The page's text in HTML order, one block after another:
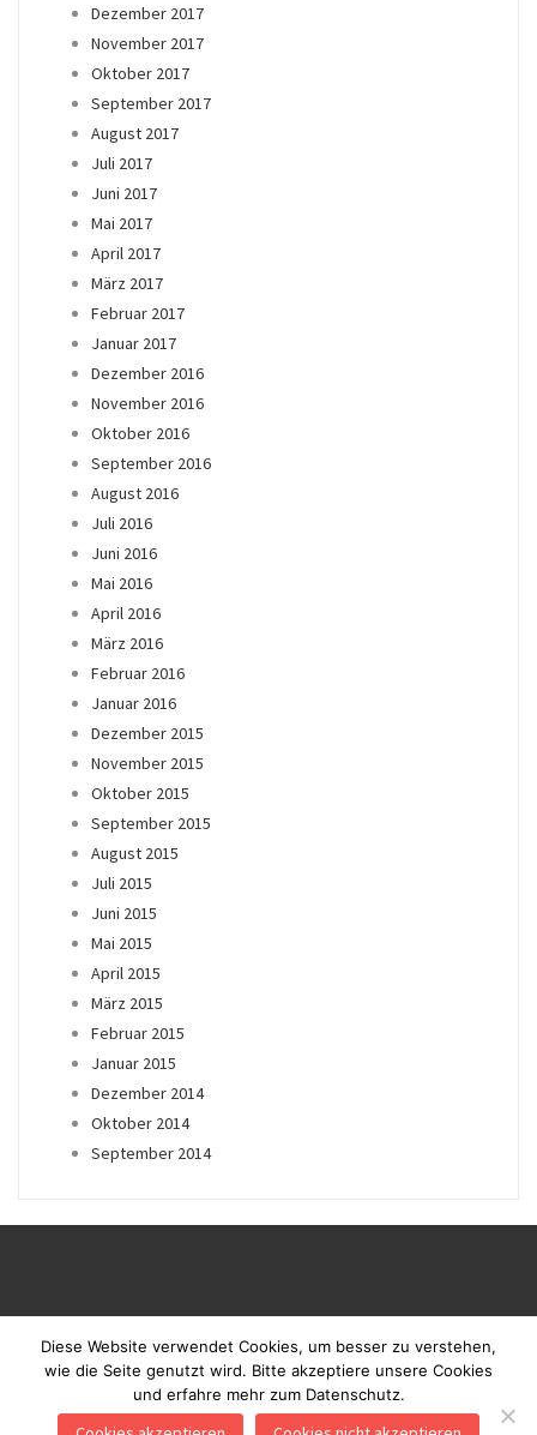
Dezember 2017
November 2017
Oktober 2017
September 2017
August 2017
Juli 2017
Juni 2017
Mai 2017
April 2017
März 2017
Februar 2017
Januar 2017
Dezember 2016
November 2016
Oktober 2016
September 2016
August 2016
Juli 2016
Juni 2016
Mai 2016
April 2016
März 2016
Februar 2016
Januar 2016
Dezember 2015
November 2015
Oktober 2015
September 2015
August 2015
Juli 2015
Juni 2015
Mai 2015
April 2015
März 2015
Februar 2015
Januar 2015
Dezember 2014
Oktober 2014
September 2014
Proudly powered by WordPress|Theme: Blaskan byColorlib.com .
Diese Website verwendet Cookies, um besser zu verstehen,
wie die Seite genutzt wird. Bitte akzeptiere unsere Cookies
und erfahre mehr zum Datenschutz.